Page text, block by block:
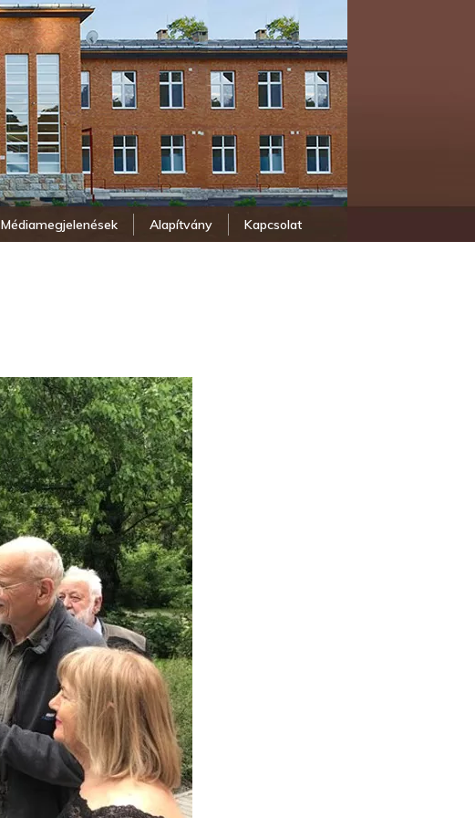
Médiamegjelenések Alapítvány Kapcsolat